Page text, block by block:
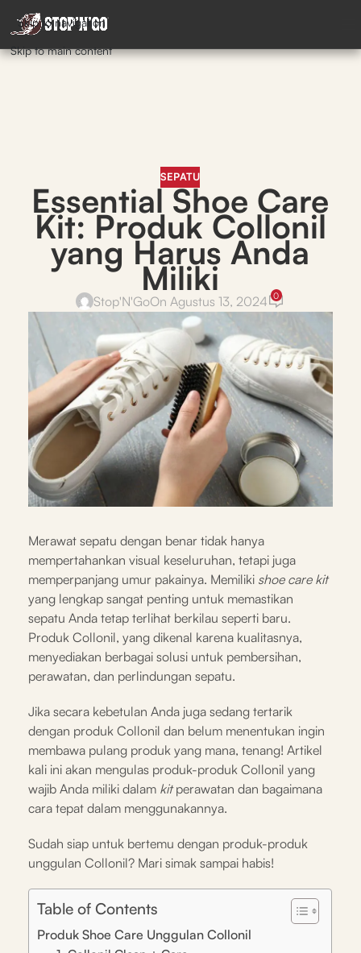
Skip to navigation
Skip to main content
SEPATU
Essential Shoe Care
Kit: Produk Collonil
yang Harus Anda
Miliki
Stop'N'GoOn Agustus 13, 2024 0
Merawat sepatu dengan benar tidak hanya
mempertahankan visual keseluruhan, tetapi juga
memperpanjang umur pakainya. Memiliki shoe care kit
yang lengkap sangat penting untuk memastikan
sepatu Anda tetap terlihat berkilau seperti baru.
Produk Collonil, yang dikenal karena kualitasnya,
menyediakan berbagai solusi untuk pembersihan,
perawatan, dan perlindungan sepatu.
Jika secara kebetulan Anda juga sedang tertarik
dengan produk Collonil dan belum menentukan ingin
membawa pulang produk yang mana, tenang! Artikel
kali ini akan mengulas produk-produk Collonil yang
wajib Anda miliki dalam kitperawatan dan bagaimana
cara tepat dalam menggunakannya.
Sudah siap untuk bertemu dengan produk-produk
unggulan Collonil? Mari simak sampai habis!
Table of Contents
Produk Shoe Care Unggulan Collonil